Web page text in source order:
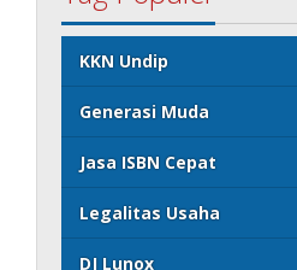
KKN Undip
Generasi Muda
Jasa ISBN Cepat
Legalitas Usaha
DJ Lunox